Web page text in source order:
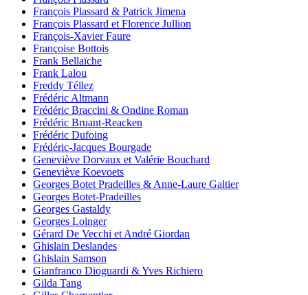
François Plassard & Patrick Jimena
François Plassard et Florence Jullion
François-Xavier Faure
Françoise Bottois
Frank Bellaïche
Frank Lalou
Freddy Téllez
Frédéric Altmann
Frédéric Braccini & Ondine Roman
Frédéric Bruant-Reacken
Frédéric Dufoing
Frédéric-Jacques Bourgade
Geneviève Dorvaux et Valérie Bouchard
Geneviève Koevoets
Georges Botet Pradeilles & Anne-Laure Galtier
Georges Botet-Pradeilles
Georges Gastaldy
Georges Loinger
Gérard De Vecchi et André Giordan
Ghislain Deslandes
Ghislain Samson
Gianfranco Dioguardi & Yves Richiero
Gilda Tang